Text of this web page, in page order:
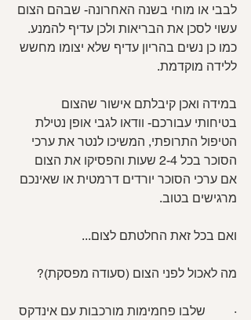
לבבי או מוחי בשנה האחרונה- שבהם הצום
עשוי לסכן את הבריאות ולכן עדיף להמנע.
כמו כן נשים בהריון עדיף שלא יצומו מחשש
ללידה מוקדמת.
במידה ואכן קיבלתם אישור שהצום
בטיחותי עבורכם- וודאו לגבי אופן נטילת
הטיפול התרופתי, המשיכו לנטר את ערכי
הסוכר בכל 2-4 שעות והפסיקו את הצום
אם ערכי הסוכר יורדים דרמטית או שאינכם
מרגישים בטוב.
ואם בכל זאת החלטתם לצום...
מה לאכול לפני הצום (סעודה מפסקת)?
·         שלבו פחמימות מורכבות עם אינדקס